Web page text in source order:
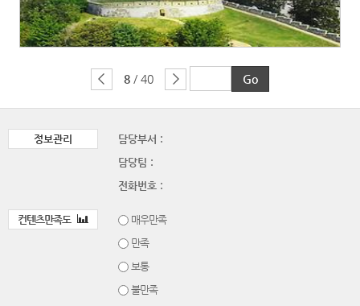
8 / 40
정보관리
담당부서 :
담당팀 :
전화번호 :
컨텐츠만족도
매우만족
만족
보통
불만족